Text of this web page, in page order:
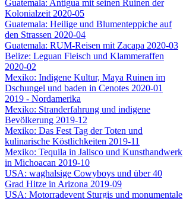
Guatemala: Antigua mit seinen Ruinen der
Kolonialzeit 2020-05
Guatemala: Heilige und Blumenteppiche auf
den Strassen 2020-04
Guatemala: RUM-Reisen mit Zacapa 2020-03
Belize: Leguan Fleisch und Klammeraffen
2020-02
Mexiko: Indigene Kultur, Maya Ruinen im
Dschungel und baden in Cenotes 2020-01
2019 - Nordamerika
Mexiko: Stranderfahrung und indigene
Bevölkerung 2019-12
Mexiko: Das Fest Tag der Toten und
kulinarische Köstlichkeiten 2019-11
Mexiko: Tequila in Jalisco und Kunsthandwerk
in Michoacan 2019-10
USA: waghalsige Cowyboys und über 40
Grad Hitze in Arizona 2019-09
USA: Motorradevent Sturgis und monumentale